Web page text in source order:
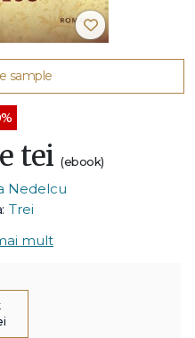
sample
tei(ebook)
Nedelcu
Trei
mult